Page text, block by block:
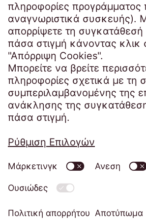
Ελλάδα
Τηλέφωνο:+30 210 9792 990
infogr@eos-greece.com